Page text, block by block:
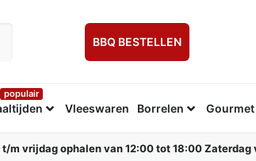
BBQ BESTELLEN
populair
Vleeswaren Borrelen Gourmet
t/m vrijdag ophalen van 12:00 tot 18:00 Zaterdag